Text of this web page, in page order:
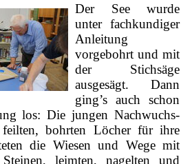
Der See wurde
unter fachkundiger
Anleitung
vorgebohrt und mit
der Stichsäge
ausgesägt. Dann
ging’s auch schon
los: Die jungen Nachwuchs-
feilten, bohrten Löcher für ihre
die Wiesen und Wege mit
leimten, nagelten und